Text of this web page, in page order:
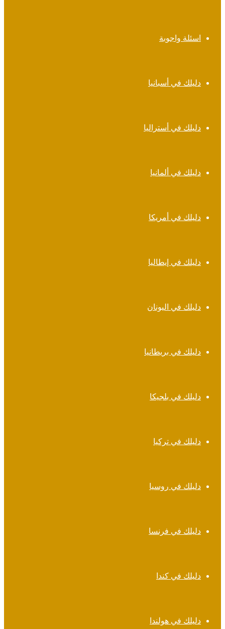
اسئلة واجوبة
دليلك في أسبانيا
دليلك في أستراليا
دليلك في ألمانيا
دليلك في أمريكا
دليلك في إيطاليا
دليلك في اليونان
دليلك في بريطانيا
دليلك في بلجيكا
دليلك في تركيا
دليلك في روسيا
دليلك في فرنسا
دليلك في كندا
دليلك في هولندا